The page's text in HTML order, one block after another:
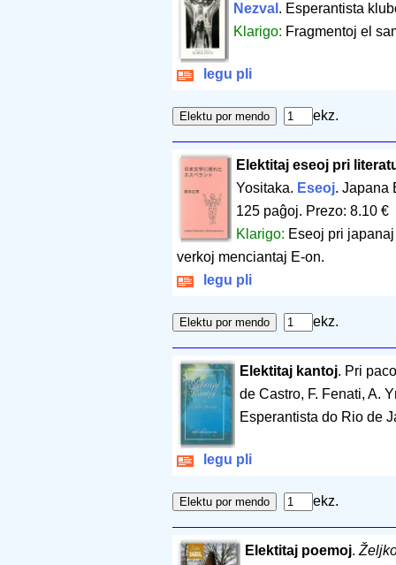
Nezval . Esperantista
Klarigo: Fragmentoj el
legu pli
ekz.
Elektitaj eseoj pri
Yositaka. Eseoj. Japana
125 paĝoj. Prezo: 8.10 €
Klarigo: Eseoj pri
verkoj menciantaj E-on.
legu pli
ekz.
Elektitaj kantoj. Pri
de Castro, F. Fenati, A.
Esperantista do Rio de
legu pli
ekz.
Elektitaj poemoj.